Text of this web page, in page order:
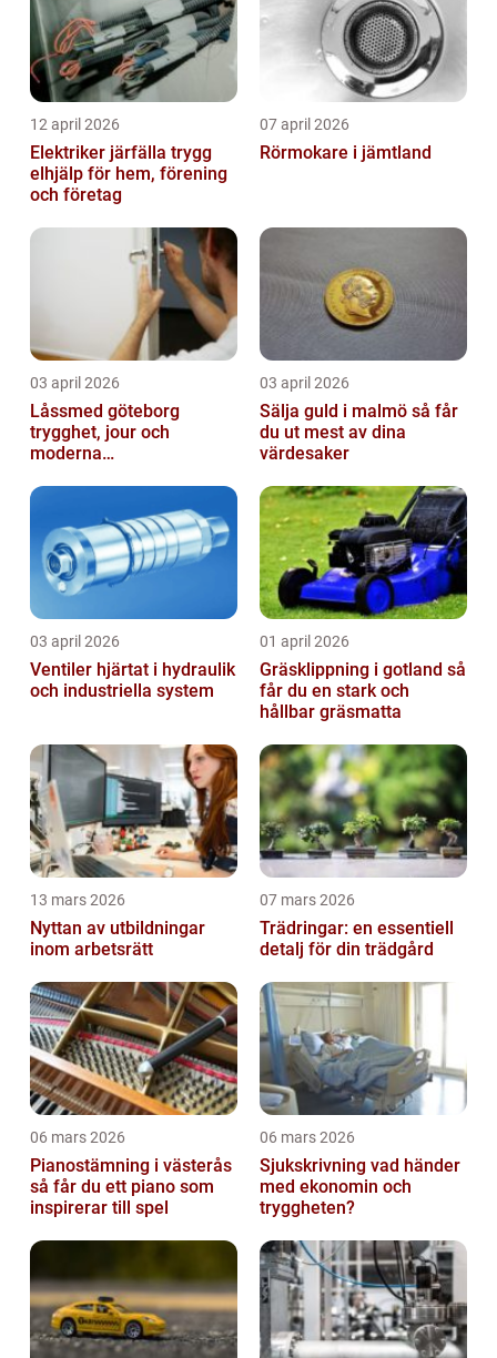
12 april 2026
Elektriker järfälla trygg
elhjälp för hem, förening
och företag
07 april 2026
Rörmokare i jämtland
03 april 2026
Låssmed göteborg
trygghet, jour och
moderna
03 april 2026
Sälja guld i malmö så får
du ut mest av dina
värdesaker
03 april 2026
Ventiler hjärtat i hydraulik
och industriella system
01 april 2026
Gräsklippning i gotland så
får du en stark och
hållbar gräsmatta
13 mars 2026
Nyttan av utbildningar
inom arbetsrätt
07 mars 2026
Trädringar: en essentiell
detalj för din trädgård
06 mars 2026
Pianostämning i västerås
så får du ett piano som
inspirerar till spel
06 mars 2026
Sjukskrivning vad händer
med ekonomin och
tryggheten?